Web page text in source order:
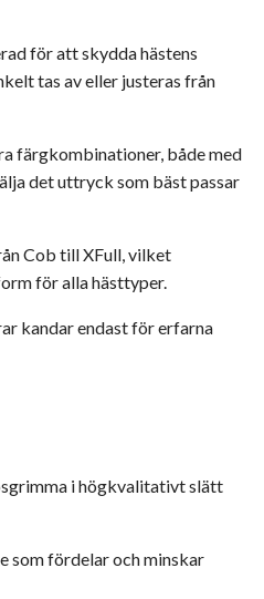
för att skydda hästens
tas av eller justeras från
färgkombinationer, både med
det uttryck som bäst passar
Cob till XFull, vilket
för alla hästtyper.
kandar endast för erfarna
i högkvalitativt slätt
som fördelar och minskar